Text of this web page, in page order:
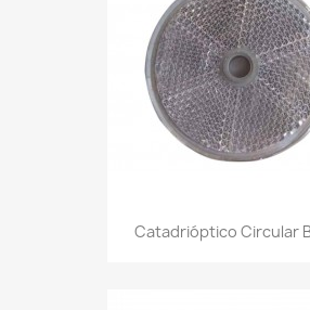
Catadrióptico Circular